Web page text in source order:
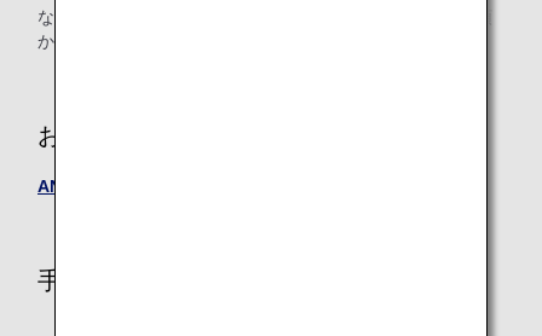
なお、2026年9月より羽田空港発の国内線では手荷物のお預
かりを出発時刻の30分前をもって終了いたします。
お客様ご自身にてお手続き
ANA BAGGAGE DROP（自動手荷物預け機）のご案内
手荷物カウンターにてお手続き